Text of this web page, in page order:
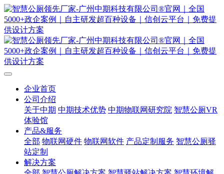
企业首页
公司介绍
关于中期 中期技术优势 中期物联网研究院 智慧公厕VR
体验馆
产品&服务
全部 物联网硬件 物联网软件 产品定制服务 智慧公厕驿
站定制
解决方案